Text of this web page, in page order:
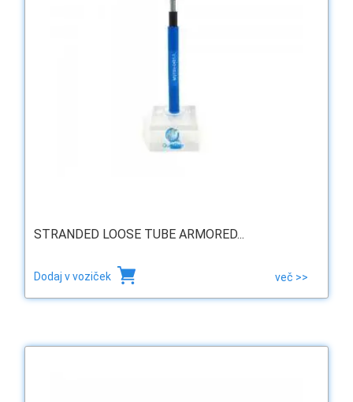
STRANDED LOOSE TUBE ARMORED...
Dodaj v voziček več >>